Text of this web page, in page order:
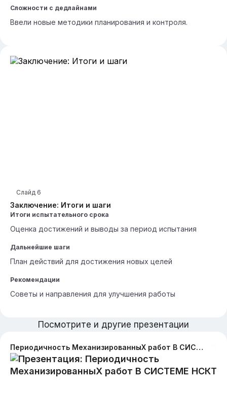
Сложности с дедлайнами
Ввели новые методики планирования и контроля.
Заключение: Итоги и шаги
Слайд 6
Итоги испытательного срока
Оценка достижений и выводы за период испытания
Дальнейшие шаги
План действий для достижения новых целей
Рекомендации
Советы и направления для улучшения работы
Посмотрите и другие презентации
Периодичность МеханизированныХ работ В СИСТЕМЕ НСКТ